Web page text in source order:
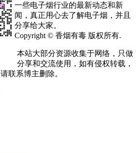
一些电子烟行业的最新动态和新
闻，真正用心去了解电子烟，并且
分享给大家。
Copyright © 香烟有毒 版权所有.
本站大部分资源收集于网络，只做
分享和交流使用，如有侵权转载，
请联系博主删除。